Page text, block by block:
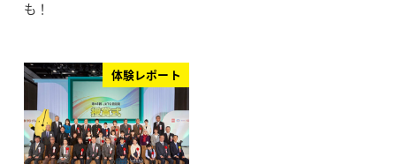
も！
体験レポート